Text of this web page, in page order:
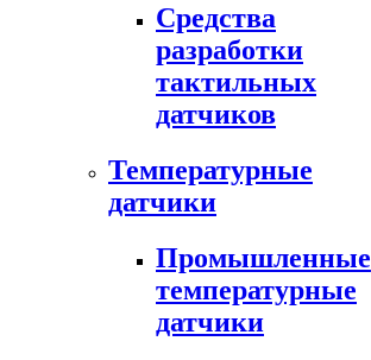
Средства
разработки
тактильных
датчиков
Температурные
датчики
Промышленные
температурные
датчики